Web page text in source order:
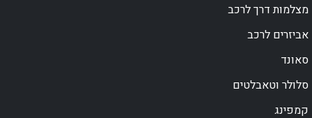
מצלמות דרך לרכב
אביזרים לרכב
סאונד
סלולר וטאבלטים
קמפינג